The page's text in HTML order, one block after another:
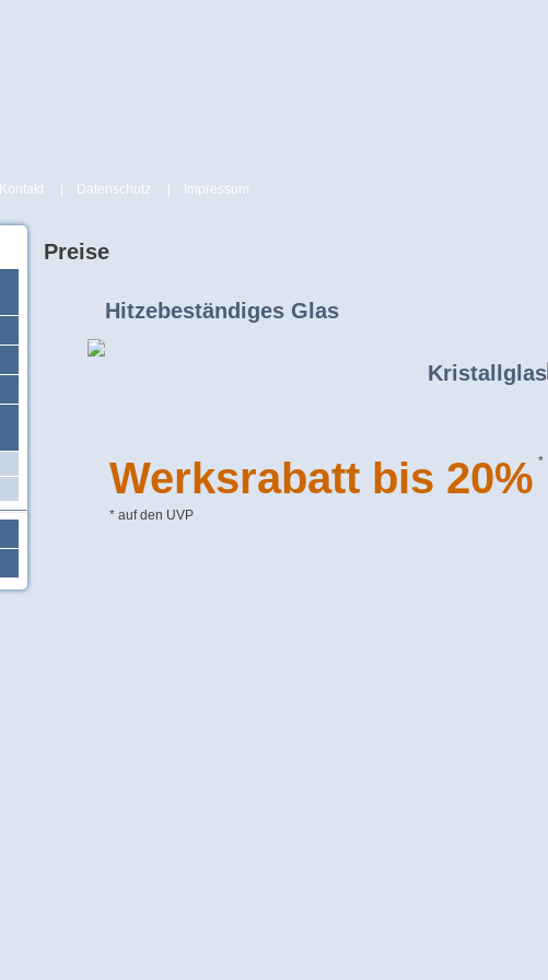
Kontakt Datenschutz Impressum
Preise
Hitzebeständiges Glas
Kristallglas
Werksrabatt bis 20% *
* auf den UVP